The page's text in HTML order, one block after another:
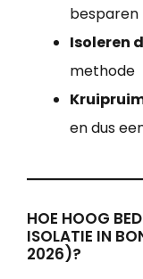
besparen
Isoleren
methode
en dus
HOE HOOG
ISOLATIE IN
2026)?